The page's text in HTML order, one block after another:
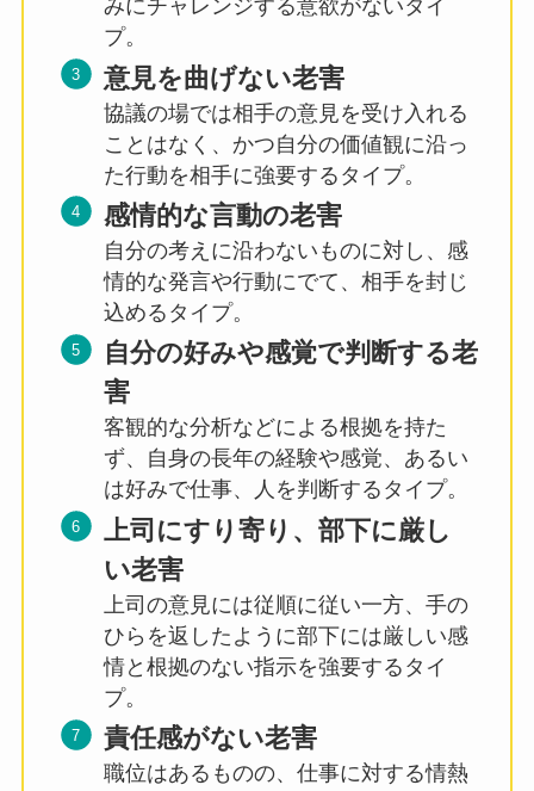
みにチャレンジする意欲がないタイ
プ。
意見を曲げない老害
協議の場では相手の意見を受け入れる
ことはなく、かつ自分の価値観に沿っ
た行動を相手に強要するタイプ。
感情的な言動の老害
自分の考えに沿わないものに対し、感
情的な発言や行動にでて、相手を封じ
込めるタイプ。
自分の好みや感覚で判断する老
害
客観的な分析などによる根拠を持た
ず、自身の長年の経験や感覚、あるい
は好みで仕事、人を判断するタイプ。
上司にすり寄り、部下に厳し
い老害
上司の意見には従順に従い一方、手の
ひらを返したように部下には厳しい感
情と根拠のない指示を強要するタイ
プ。
責任感がない老害
職位はあるものの、仕事に対する情熱